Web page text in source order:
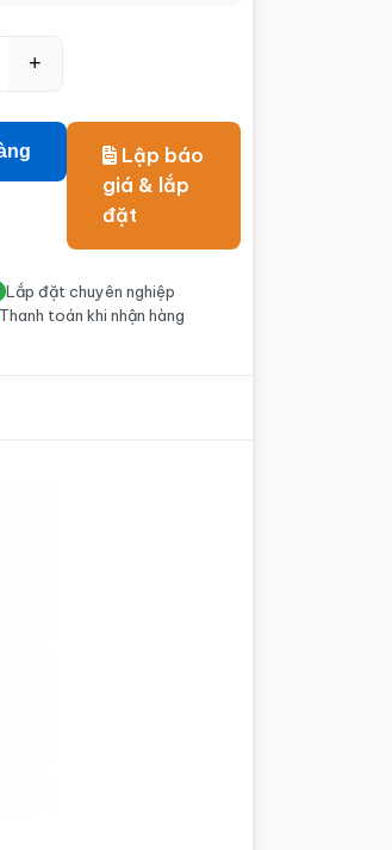
+
Lập báo
giá & lắp
đặt
Lắp đặt chuyên nghiệp
Thanh toán khi nhận hàng